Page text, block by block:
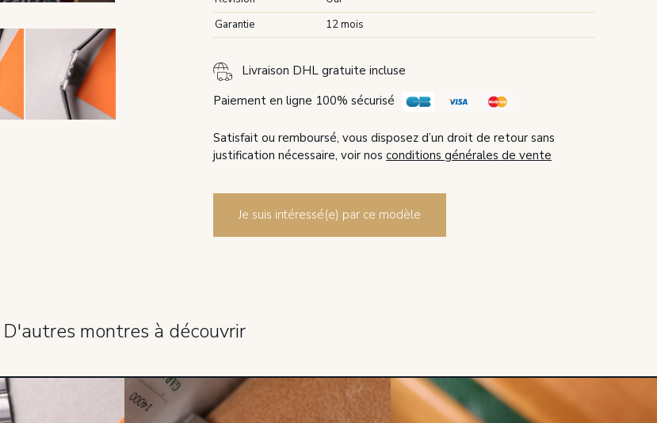
Garantie
12 mois
Livraison DHL gratuite incluse
Paiement en ligne 100% sécurisé
Satisfait ou remboursé, vous disposez d’un droit de retour sans
justification nécessaire, voir nosconditions générales de vente
Je suis intéressé(e) par ce modèle
D'autres montres à découvrir